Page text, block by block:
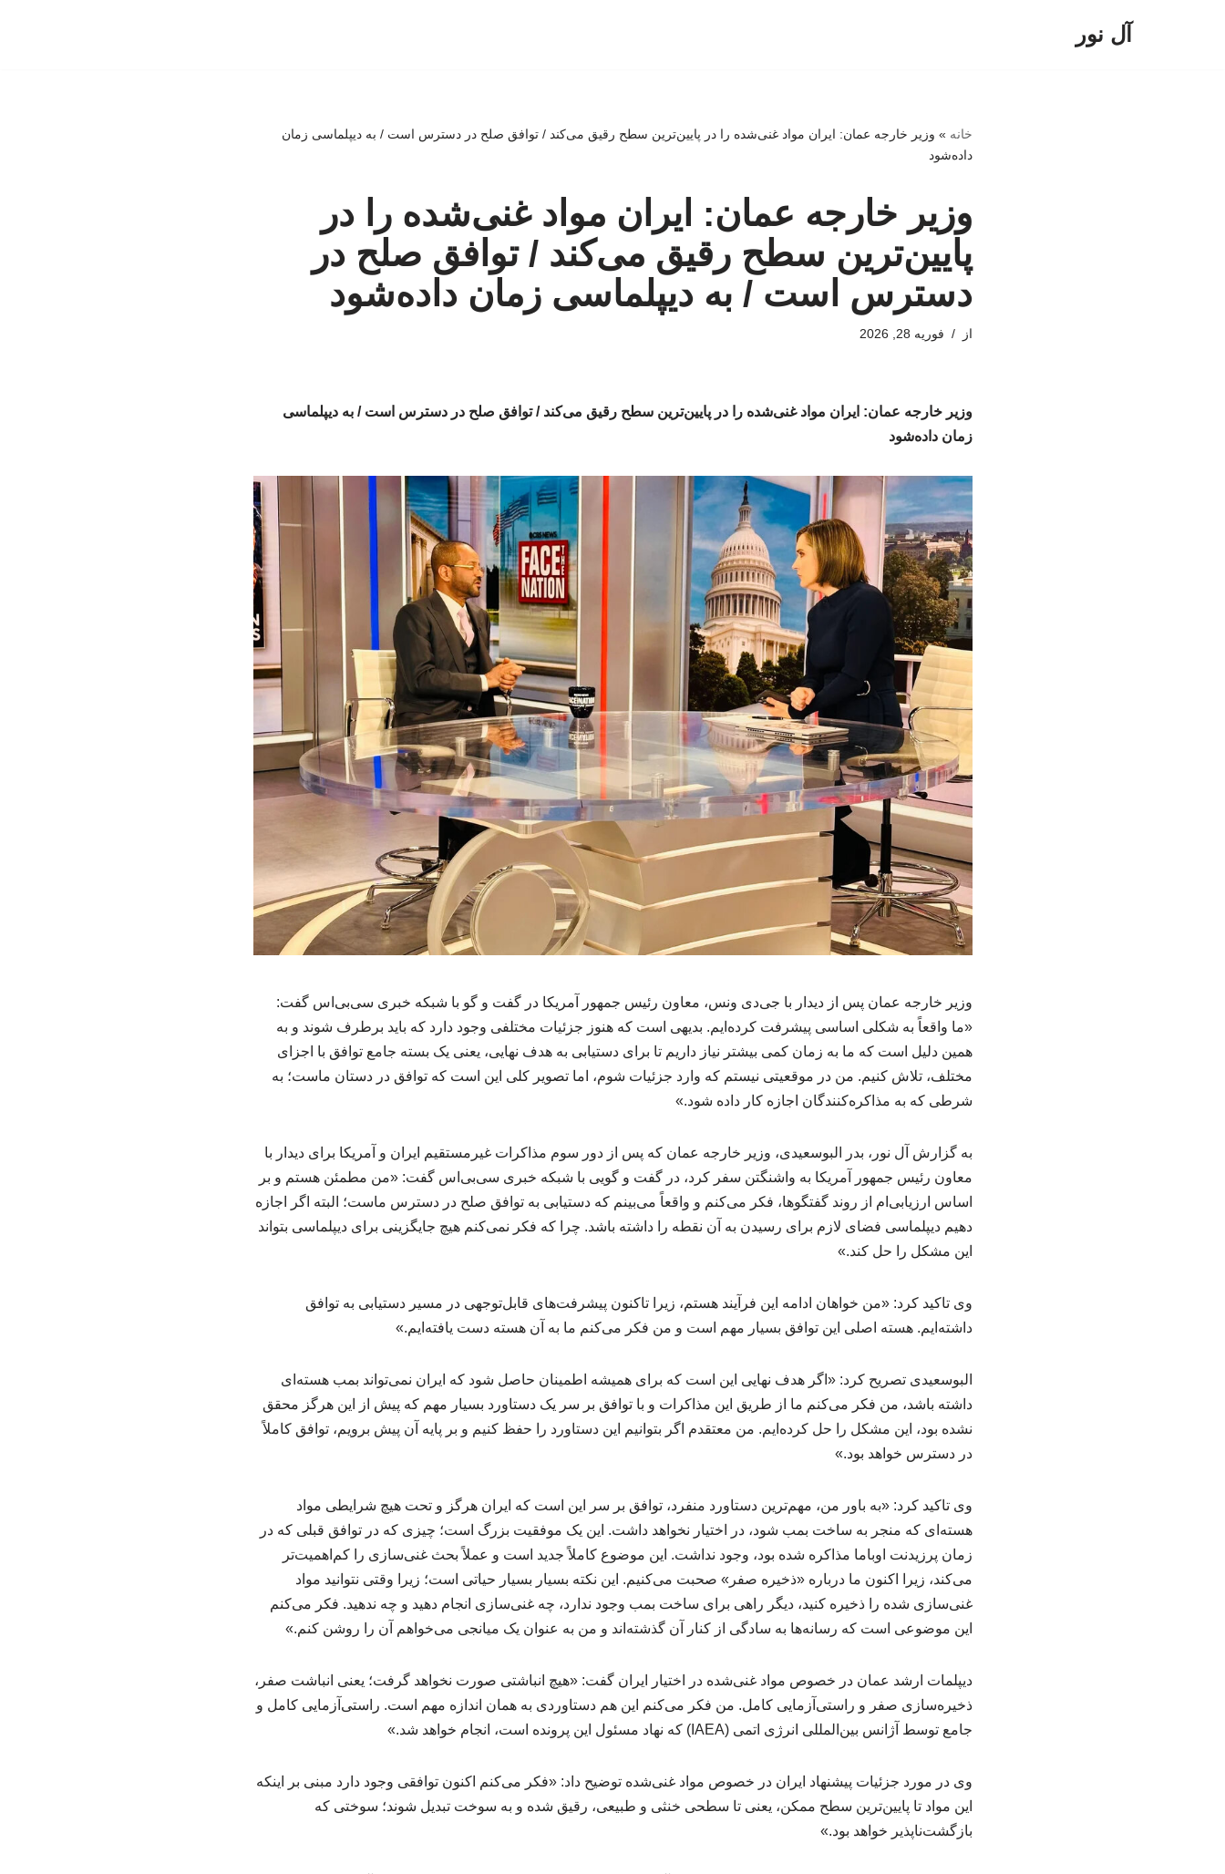
آل نور
خانه » وزیر خارجه عمان: ایران مواد غنی‌شده را در پایین‌ترین سطح رقیق می‌کند / توافق صلح در دسترس است / به دیپلماسی زمان
داده‌شود
وزیر خارجه عمان: ایران مواد غنی‌شده را در
پایین‌ترین سطح رقیق می‌کند / توافق صلح در
دسترس است / به دیپلماسی زمان داده‌شود
از فوریه 28, 2026
وزیر خارجه عمان: ایران مواد غنی‌شده را در پایین‌ترین سطح رقیق می‌کند / توافق صلح در دسترس است / به دیپلماسی
زمان داده‌شود
وزیر خارجه عمان پس از دیدار با جی‌دی ونس، معاون رئیس جمهور آمریکا در گفت و گو با شبکه خبری سی‌بی‌اس گفت:
«ما واقعاً به شکلی اساسی پیشرفت کرده‌ایم. بدیهی است که هنوز جزئیات مختلفی وجود دارد که باید برطرف شوند و به
همین دلیل است که ما به زمان کمی بیشتر نیاز داریم تا برای دستیابی به هدف نهایی، یعنی یک بسته جامع توافق با اجزای
مختلف، تلاش کنیم. من در موقعیتی نیستم که وارد جزئیات شوم، اما تصویر کلی این است که توافق در دستان ماست؛ به
شرطی که به مذاکره‌کنندگان اجازه کار داده شود.»
به گزارش آل نور، بدر البوسعیدی، وزیر خارجه عمان که پس از دور سوم مذاکرات غیرمستقیم ایران و آمریکا برای دیدار با
معاون رئیس جمهور آمریکا به واشنگتن سفر کرد، در گفت و گویی با شبکه خبری سی‌بی‌اس گفت: «من مطمئن هستم و بر
اساس ارزیابی‌ام از روند گفتگوها، فکر می‌کنم و واقعاً می‌بینم که دستیابی به توافق صلح در دسترس ماست؛ البته اگر اجازه
دهیم دیپلماسی فضای لازم برای رسیدن به آن نقطه را داشته باشد. چرا که فکر نمی‌کنم هیچ جایگزینی برای دیپلماسی بتواند
این مشکل را حل کند.»
وی تاکید کرد: «من خواهان ادامه این فرآیند هستم، زیرا تاکنون پیشرفت‌های قابل‌توجهی در مسیر دستیابی به توافق
داشته‌ایم. هسته اصلی این توافق بسیار مهم است و من فکر می‌کنم ما به آن هسته دست یافته‌ایم.»
البوسعیدی تصریح کرد: «اگر هدف نهایی این است که برای همیشه اطمینان حاصل شود که ایران نمی‌تواند بمب هسته‌ای
داشته باشد، من فکر می‌کنم ما از طریق این مذاکرات و با توافق بر سر یک دستاورد بسیار مهم که پیش از این هرگز محقق
نشده بود، این مشکل را حل کرده‌ایم. من معتقدم اگر بتوانیم این دستاورد را حفظ کنیم و بر پایه آن پیش برویم، توافق کاملاً
در دسترس خواهد بود.»
وی تاکید کرد: «به باور من، مهم‌ترین دستاورد منفرد، توافق بر سر این است که ایران هرگز و تحت هیچ شرایطی مواد
هسته‌ای که منجر به ساخت بمب شود، در اختیار نخواهد داشت. این یک موفقیت بزرگ است؛ چیزی که در توافق قبلی که در
زمان پرزیدنت اوباما مذاکره شده بود، وجود نداشت. این موضوع کاملاً جدید است و عملاً بحث غنی‌سازی را کم‌اهمیت‌تر
می‌کند، زیرا اکنون ما درباره «ذخیره صفر» صحبت می‌کنیم. این نکته بسیار بسیار حیاتی است؛ زیرا وقتی نتوانید مواد
غنی‌سازی شده را ذخیره کنید، دیگر راهی برای ساخت بمب وجود ندارد، چه غنی‌سازی انجام دهید و چه ندهید. فکر می‌کنم
این موضوعی است که رسانه‌ها به سادگی از کنار آن گذشته‌اند و من به عنوان یک میانجی می‌خواهم آن را روشن کنم.»
دیپلمات ارشد عمان در خصوص مواد غنی‌شده در اختیار ایران گفت: «هیچ انباشتی صورت نخواهد گرفت؛ یعنی انباشت صفر،
ذخیره‌سازی صفر و راستی‌آزمایی کامل. من فکر می‌کنم این هم دستاوردی به همان اندازه مهم است. راستی‌آزمایی کامل و
جامع توسط آژانس بین‌المللی انرژی اتمی (IAEA) که نهاد مسئول این پرونده است، انجام خواهد شد.»
وی در مورد جزئیات پیشنهاد ایران در خصوص مواد غنی‌شده توضیح داد: «فکر می‌کنم اکنون توافقی وجود دارد مبنی بر اینکه
این مواد تا پایین‌ترین سطح ممکن، یعنی تا سطحی خنثی و طبیعی، رقیق شده و به سوخت تبدیل شوند؛ سوختی که
بازگشت‌ناپذیر خواهد بود.»